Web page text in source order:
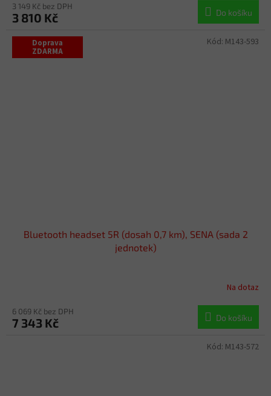
3 149 Kč bez DPH
3 810 Kč Do košíku
Doprava
ZDARMA
Bluetooth headset 5R (dosah 0,7 km), SENA (sada 2
jednotek)
Na dotaz
6 069 Kč bez DPH
7 343 Kč Do košíku
Kód: M143-593
Kód: M143-572